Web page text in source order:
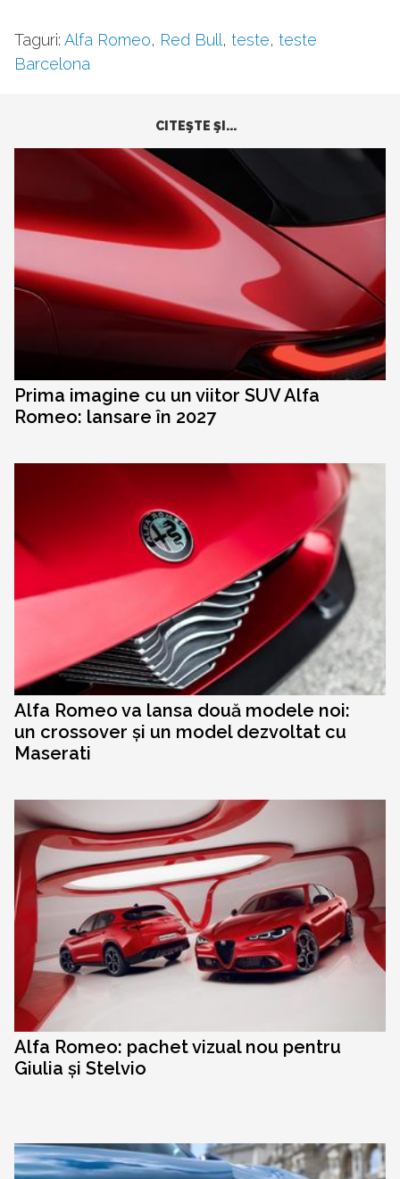
Taguri: Alfa Romeo, Red Bull, teste, teste
Barcelona
CITEŞTE ŞI...
Prima imagine cu un viitor SUV Alfa
Romeo: lansare în 2027
Alfa Romeo va lansa două modele noi:
un crossover și un model dezvoltat cu
Maserati
Alfa Romeo: pachet vizual nou pentru
Giulia și Stelvio